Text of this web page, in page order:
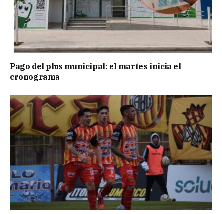
Pago del plus municipal: el martes inicia el
cronograma